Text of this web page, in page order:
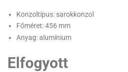
Konzoltípus: sarokkonzol
Főméret: 456 mm
Anyag: alumínium
Elfogyott